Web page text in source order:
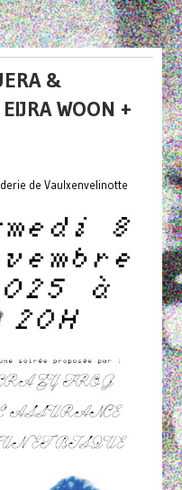
&
WOON +
de Vaulxenvelinotte